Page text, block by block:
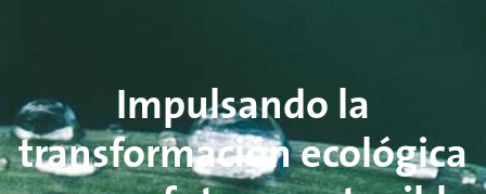
Impulsando la
transformación ecológica